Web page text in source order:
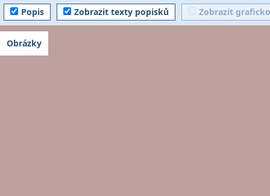
Popis Zobrazit texty popisků Zobrazit
Obrázky